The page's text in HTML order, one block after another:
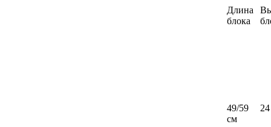
Длина
блока
49/59
см